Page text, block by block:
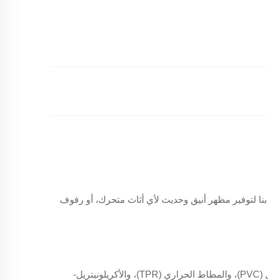
لتوفير مظهر أنيق وحديث لأي أثاث متحرك، أو رفوف
المواد: يمكن تخصيص البولي بروبيلين (PP)، والبولي يوريثين (PU)، والبوليمر الحراري المرن (TPU)، و كلوريد البوليفينيل (PVC)، والمطاط الحراري (TPR)، والأكريلونيتريل-